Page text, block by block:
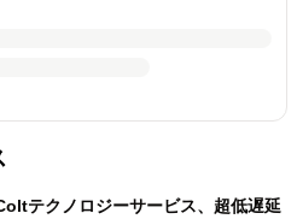
テクノロジーサービス、超低遅延